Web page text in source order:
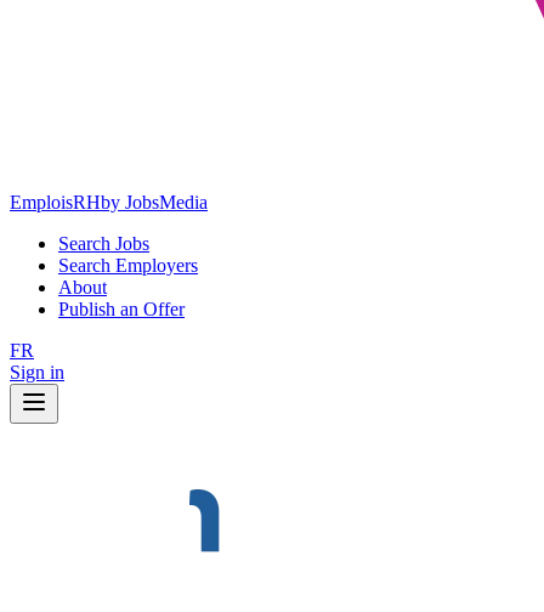
EmploisRHby JobsMedia
Search Jobs
Search Employers
About
Publish an Offer
FR
Sign in